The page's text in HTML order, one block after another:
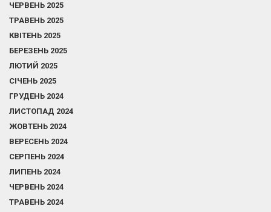
ЧЕРВЕНЬ 2025
ТРАВЕНЬ 2025
КВІТЕНЬ 2025
БЕРЕЗЕНЬ 2025
ЛЮТИЙ 2025
СІЧЕНЬ 2025
ГРУДЕНЬ 2024
ЛИСТОПАД 2024
ЖОВТЕНЬ 2024
ВЕРЕСЕНЬ 2024
СЕРПЕНЬ 2024
ЛИПЕНЬ 2024
ЧЕРВЕНЬ 2024
ТРАВЕНЬ 2024